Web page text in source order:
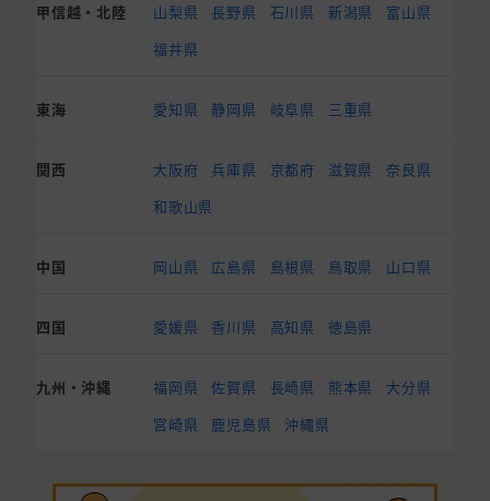
甲信越・北陸 山梨県 長野県 石川県 新潟県
富山県
福井県
東海 愛知県 静岡県 岐阜県 三重県
関西 大阪府 兵庫県 京都府 滋賀県
奈良県
和歌山県
中国 岡山県 広島県 島根県 鳥取県 山口県
四国 愛媛県 香川県 高知県 徳島県
九州・沖縄 福岡県 佐賀県 長崎県 熊本県
大分県
宮崎県
鹿児島県 沖縄県